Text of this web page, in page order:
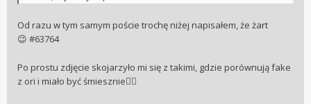
Od razu w tym samym poście trochę niżej napisałem, że żart
😉 #63764
Po prostu zdjęcie skojarzyło mi się z takimi, gdzie porównują fake
z ori i miało być śmiesznie 🤷‍♂️